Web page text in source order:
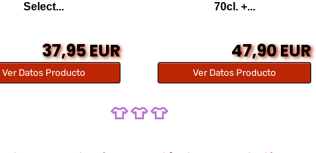
Select...
37,95 EUR
Ver Datos Producto
70cl. +...
47,90 EUR
Ver Datos Producto
👕 👕 👕